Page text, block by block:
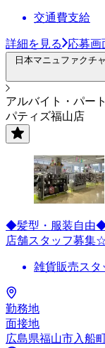
交通費支給
詳細を見る 応募画
日本マニュファクチ
アルバイト・パート
パティズ福山店
◆髪型・服装自由
店舗スタッフ募集
雑貨販売スタ
勤務地
面接地
広島県福山市入船